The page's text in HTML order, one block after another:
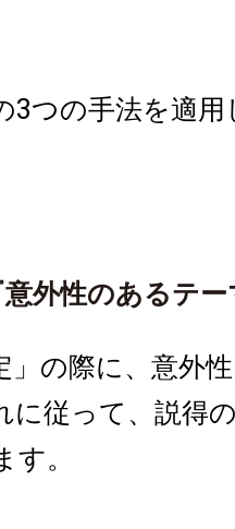
3つの手法を適用
外性のあるテ
」の際に、意外
に従って、説得
。